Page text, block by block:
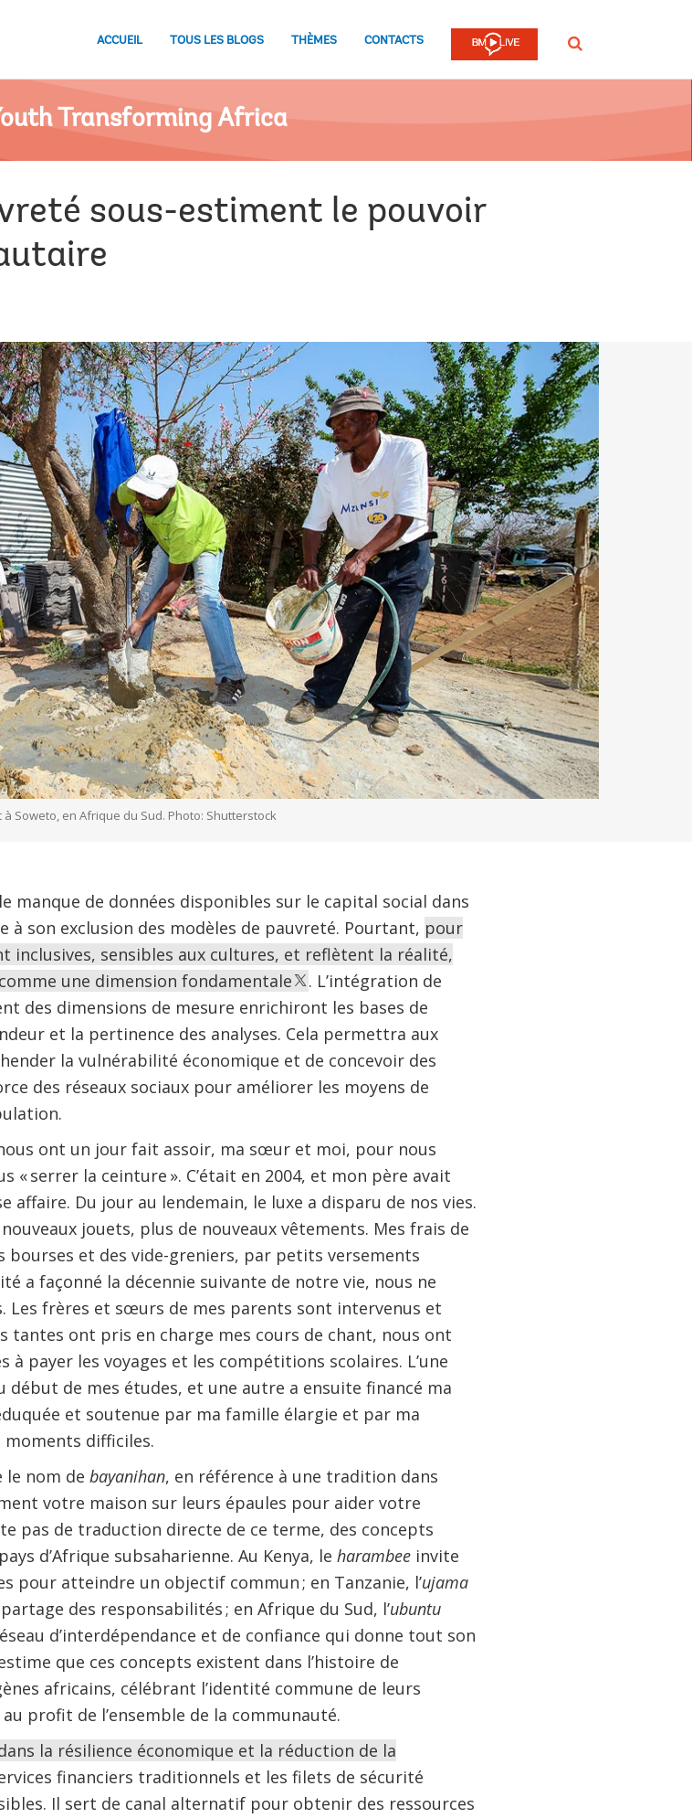
ACCUEIL TOUS LES BLOGS THÈMES CONTACTS Rechercher
Transforming Africa
sous-estiment le pouvoir
Soweto, en Afrique du Sud. Photo: Shutterstock
manque de données disponibles sur le capital social dans
à son exclusion des modèles de pauvreté. Pourtant, pour
inclusives, sensibles aux cultures, et reflètent la réalité,
une dimension fondamentale
. L’intégration de
des dimensions de mesure enrichiront les bases de
et la pertinence des analyses. Cela permettra aux
la vulnérabilité économique et de concevoir des
des réseaux sociaux pour améliorer les moyens de
ont un jour fait assoir, ma sœur et moi, pour nous
« serrer la ceinture ». C’était en 2004, et mon père avait
affaire. Du jour au lendemain, le luxe a disparu de nos vies.
jouets, plus de nouveaux vêtements. Mes frais de
bourses et des vide-greniers, par petits versements
a façonné la décennie suivante de notre vie, nous ne
Les frères et sœurs de mes parents sont intervenus et
tantes ont pris en charge mes cours de chant, nous ont
à payer les voyages et les compétitions scolaires. L’une
début de mes études, et une autre a ensuite financé ma
et soutenue par ma famille élargie et par ma
difficiles.
nom de bayanihan, en référence à une tradition dans
votre maison sur leurs épaules pour aider votre
pas de traduction directe de ce terme, des concepts
d’Afrique subsaharienne. Au Kenya, le harambeeinvite
pour atteindre un objectif commun ; en Tanzanie, l’ujama
des responsabilités ; en Afrique du Sud, l’ubuntu
d’interdépendance et de confiance qui donne tout son
que ces concepts existent dans l’histoire de
africains, célébrant l’identité commune de leurs
profit de l’ensemble de la communauté.
la résilience économique et la réduction de la
financiers traditionnels et les filets de sécurité
Il sert de canal alternatif pour obtenir des ressources